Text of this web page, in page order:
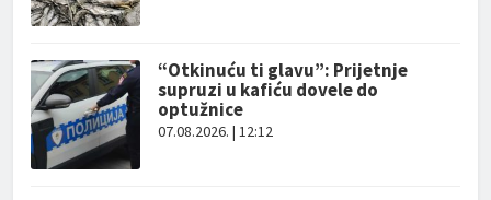
“Otkinuću ti glavu”: Prijetnje
supruzi u kafiću dovele do
optužnice
07.08.2026. | 12:12